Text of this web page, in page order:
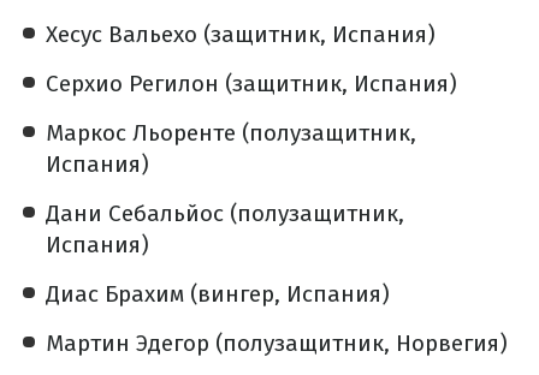
Хесус Вальехо (защитник, Испания)
Серхио Регилон (защитник, Испания)
Маркос Льоренте (полузащитник,
Испания)
Дани Себальйос (полузащитник,
Испания)
Диас Брахим (вингер, Испания)
Мартин Эдегор (полузащитник, Норвегия)